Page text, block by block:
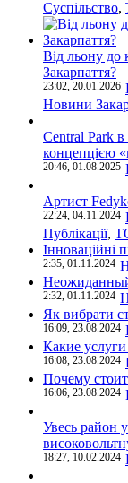
Суспільство,
Від льону до
Закарпаття?
23:02, 20.01.2026
Новини
Central Park
концепцією
20:46, 01.08.2025
Артист
22:24, 04.11.2024
Публікації,
Інноваційні
2:35, 01.11.2024
2:32, 01.11.2024
Як вибрати
16:09, 23.08.2024
Какие
16:08, 23.08.2024
Почему
16:06, 23.08.2024
Увесь район
18:27, 10.02.2024